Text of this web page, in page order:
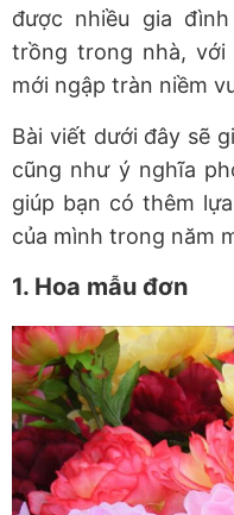
được nhiều gia
trồng trong nhà, với
mới ngập tràn niềm
Bài viết dưới đây sẽ
cũng như ý nghĩa
giúp bạn có thêm
của mình trong năm
1. Hoa mẫu đơn